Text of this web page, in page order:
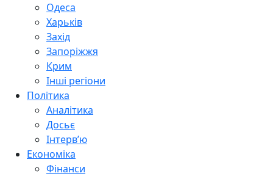
Одеса
Харьків
Захід
Запоріжжя
Крим
Інші регіони
Політика
Аналітика
Досьє
Інтерв’ю
Економіка
Фінанси